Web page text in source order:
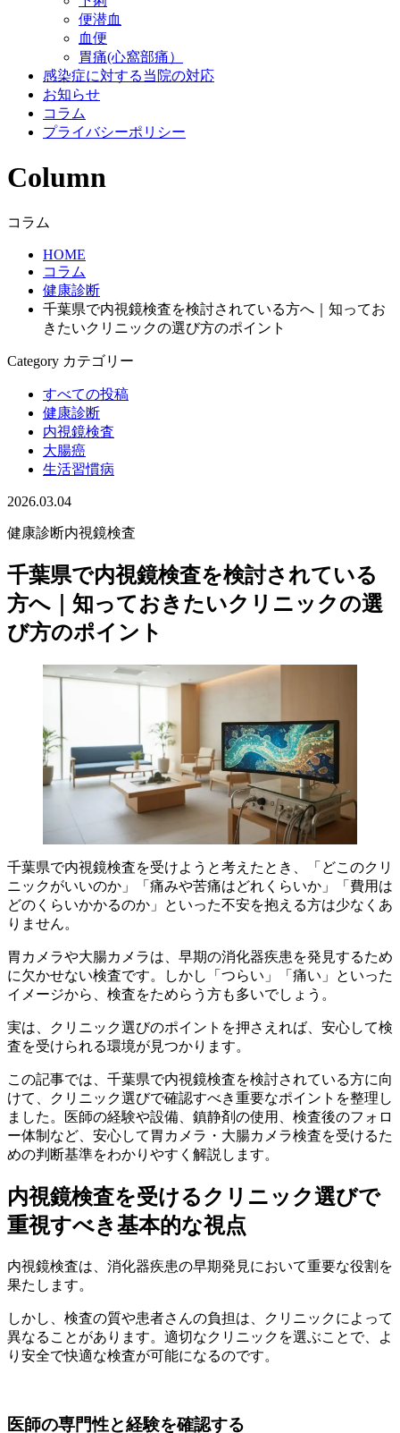
便潜血
血便
胃痛(心窩部痛）
感染症に対する当院の対応
お知らせ
コラム
プライバシーポリシー
Column
コラム
HOME
コラム
健康診断
千葉県で内視鏡検査を検討されている方へ｜知ってお
きたいクリニックの選び方のポイント
Category カテゴリー
すべての投稿
健康診断
内視鏡検査
大腸癌
生活習慣病
2026.03.04
健康診断内視鏡検査
千葉県で内視鏡検査を検討されている
方へ｜知っておきたいクリニックの選
び方のポイント
千葉県で内視鏡検査を受けようと考えたとき、「どこのクリ
ニックがいいのか」「痛みや苦痛はどれくらいか」「費用は
どのくらいかかるのか」といった不安を抱える方は少なくあ
りません。
胃カメラや大腸カメラは、早期の消化器疾患を発見するため
に欠かせない検査です。しかし「つらい」「痛い」といった
イメージから、検査をためらう方も多いでしょう。
実は、クリニック選びのポイントを押さえれば、安心して検
査を受けられる環境が見つかります。
この記事では、千葉県で内視鏡検査を検討されている方に向
けて、クリニック選びで確認すべき重要なポイントを整理し
ました。医師の経験や設備、鎮静剤の使用、検査後のフォロ
ー体制など、安心して胃カメラ・大腸カメラ検査を受けるた
めの判断基準をわかりやすく解説します。
内視鏡検査を受けるクリニック選びで
重視すべき基本的な視点
内視鏡検査は、消化器疾患の早期発見において重要な役割を
果たします。
しかし、検査の質や患者さんの負担は、クリニックによって
異なることがあります。適切なクリニックを選ぶことで、よ
り安全で快適な検査が可能になるのです。
医師の専門性と経験を確認する